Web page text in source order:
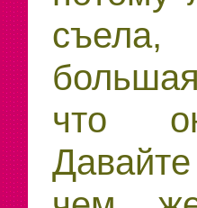
что